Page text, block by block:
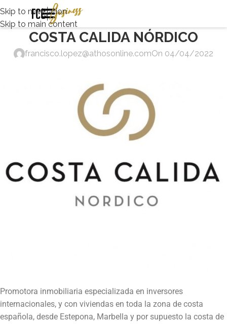
Skip to navigation
Skip to main content
COSTA CALIDA NÓRDICO
francisco.lopez@athosonline.comOn 04/04/2022
Promotora inmobiliaria especializada en inversores
internacionales, y con viviendas en toda la zona de costa
española, desde Estepona, Marbella y por supuesto la costa de